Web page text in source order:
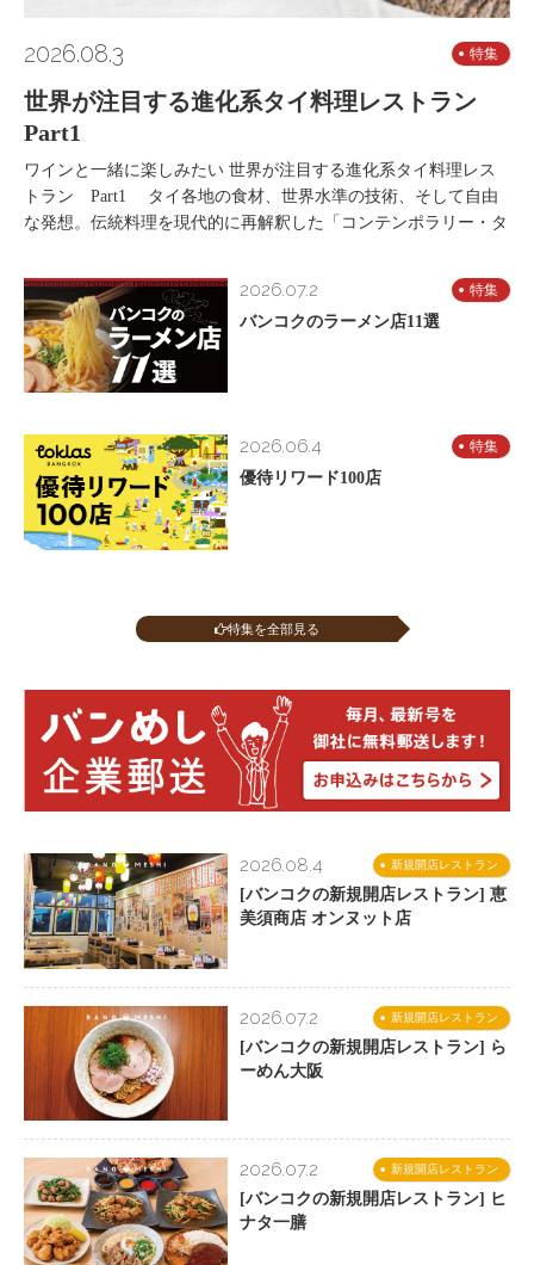
2026.08.3 特集
世界が注目する進化系タイ料理レストラン
Part1
ワインと一緒に楽しみたい 世界が注目する進化系タイ料理レス
トラン Part1 タイ各地の食材、世界水準の技術、そして自由
な発想。伝統料理を現代的に再解釈した「コンテンポラリー・タ
2026.07.2 特集
バンコクのラーメン店11選
2026.06.4 特集
優待リワード100店
特集を全部見る
新規開店レストラン
2026.08.4
[バンコクの新規開店レストラン] 恵
美須商店 オンヌット店
新規開店レストラン
2026.07.2
[バンコクの新規開店レストラン] ら
ーめん大阪
新規開店レストラン
2026.07.2
[バンコクの新規開店レストラン] ヒ
ナタ一膳